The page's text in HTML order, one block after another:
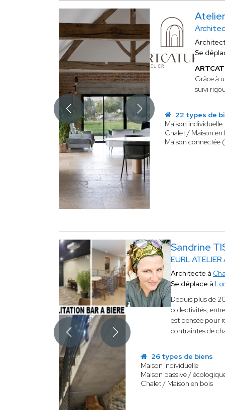
Se
Grâce à
suivi
22 types de
Maison individuelle
Chalet / Maison en
Maison connectée
Sandrine
EURL
Architecte à
Se déplace à
Depuis plus de
collectivités,
est pensée pour
contraintes de
26 types de biens
Maison individuelle
Maison passive /
Chalet / Maison en bois